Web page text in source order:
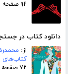
۹۲ صفحه
دانلود کتاب در
از:
کتاب‌های
۷۲ صفحه